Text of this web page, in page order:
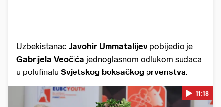
Uzbekistanac Javohir Ummatalijev pobijedio je
Gabrijela Veočića jednoglasnom odlukom sudaca
u polufinalu Svjetskog boksačkog prvenstva.
11:18